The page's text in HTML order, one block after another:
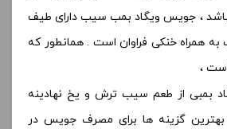
، جویس ویگاد بمب سیب دارای طیف
همراه خنکی فراوان است . همانطور که
،
بمبی از طعم سیب ترش و یخ نهادینه
گزینه ها برای مصرف جویس در